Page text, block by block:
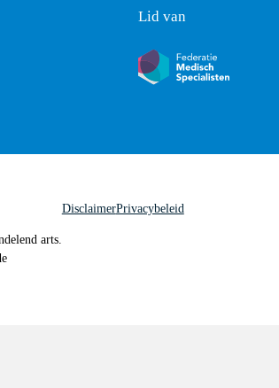
Linkedin
via Instagram
Lid van
arts.
DisclaimerPrivacybeleid